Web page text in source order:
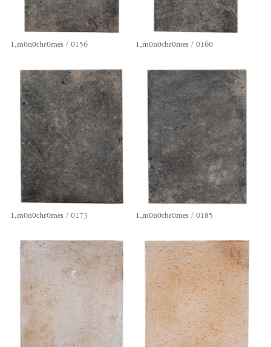
1,m0n0chr0mes / 0156 1,m0n0chr0mes / 0160
1,m0n0chr0mes / 0173 1,m0n0chr0mes / 0185